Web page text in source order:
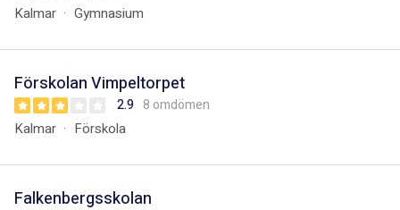
Kalmar Gymnasium
Förskolan Vimpeltorpet
2.9 8 omdömen
Kalmar Förskola
Falkenbergsskolan